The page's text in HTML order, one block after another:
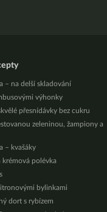
– na delší skladování
výhonky
přesnídávky bez cukru
zeleninou, žampiony a
– kvašáky
polévka
bylinkami
dort s rybízem